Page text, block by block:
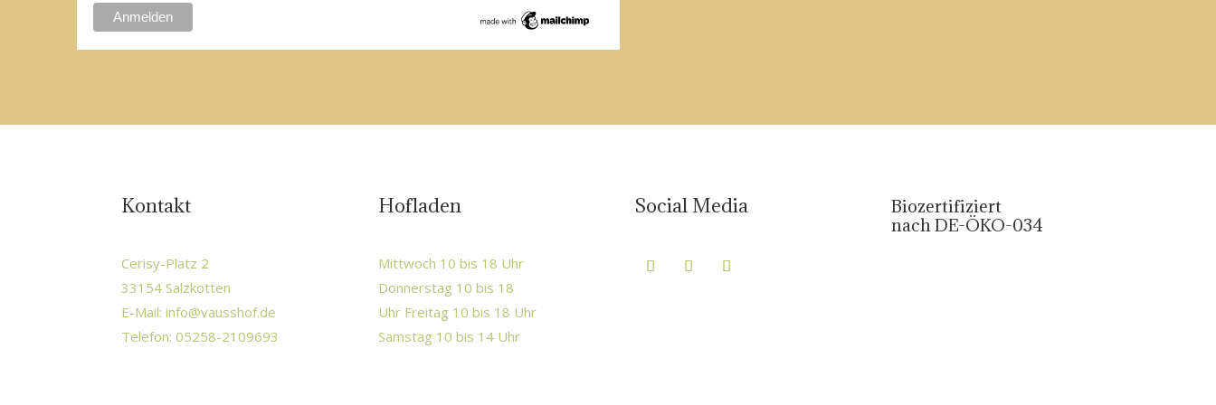
Kontakt
Cerisy-Platz 2
33154 Salzkotten
E-Mail:info@vausshof.de
Telefon: 05258-2109693
Hofladen
Mittwoch 10 bis 18 Uhr
Donnerstag 10 bis 18
Uhr Freitag 10 bis 18 Uhr
Samstag 10 bis 14 Uhr
Social Media
Biozertifiziert
nach DE-ÖKO-034